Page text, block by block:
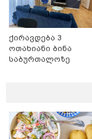
12:25 / 06-08-2026
გიგა ავალიანის
კლინიკიდან
იზოლატორში
ქირავდება 3
ოთახიანი ბინა
საბურთალოზე